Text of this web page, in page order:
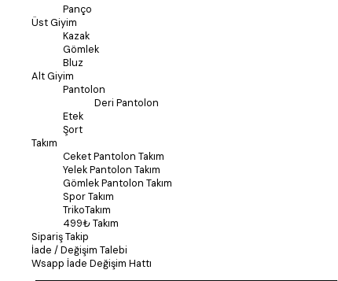
Panço
Üst Giyim
Kazak
Gömlek
Bluz
Alt Giyim
Pantolon
Deri Pantolon
Etek
Şort
Takım
Ceket Pantolon Takım
Yelek Pantolon Takım
Gömlek Pantolon Takım
Spor Takım
TrikoTakım
499₺ Takım
Sipariş Takip
İade / Değişim Talebi
Wsapp İade Değişim Hattı